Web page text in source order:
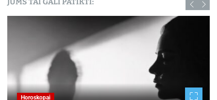
JUMS TAI GALI PATIKTI:
Horoskopai